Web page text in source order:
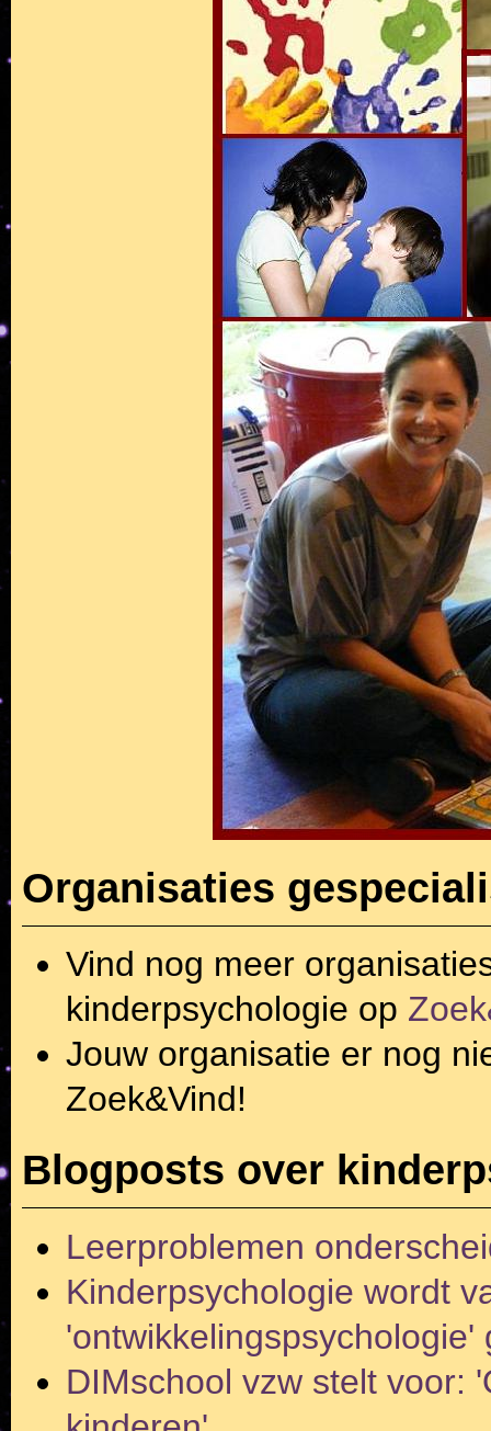
Organisaties
Vind nog meer
kinderpsychologie op
Jouw organisatie er nog
Zoek&Vind!
Blogposts over
Leerproblemen
Kinderpsychologie wordt
'ontwikkelingspsychologie'
DIMschool vzw stelt voor: